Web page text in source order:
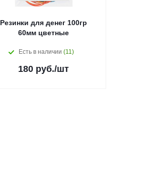
Резинки для денег 100гр
60мм цветные
Есть в наличии (11)
180 руб./шт